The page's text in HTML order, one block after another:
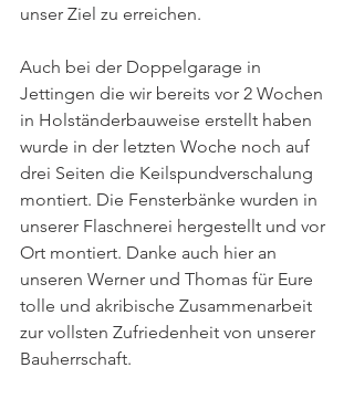
unser Ziel zu erreichen.
Auch bei der Doppelgarage in
Jettingen die wir bereits vor 2 Wochen
in Holständerbauweise erstellt haben
wurde in der letzten Woche noch auf
drei Seiten die Keilspundverschalung
montiert. Die Fensterbänke wurden in
unserer Flaschnerei hergestellt und vor
Ort montiert. Danke auch hier an
unseren Werner und Thomas für Eure
tolle und akribische Zusammenarbeit
zur vollsten Zufriedenheit von unserer
Bauherrschaft.